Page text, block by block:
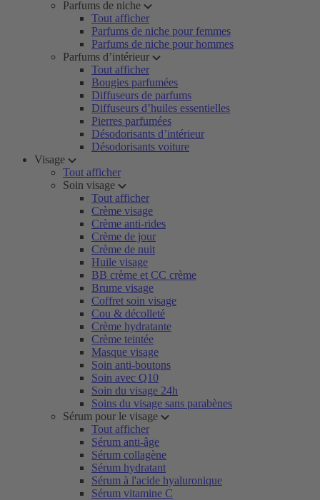
Parfums de niche
Tout afficher
Parfums de niche pour femmes
Parfums de niche pour hommes
Parfums d’intérieur
Tout afficher
Bougies parfumées
Diffuseurs de parfums
Diffuseurs d’huiles essentielles
Pierres parfumées
Désodorisants d’intérieur
Désodorisants voiture
Visage
Tout afficher
Soin visage
Tout afficher
Crème visage
Crème anti-rides
Crème de jour
Crème de nuit
Huile visage
BB crème et CC crème
Brume visage
Coffret soin visage
Cou & décolleté
Crème hydratante
Crème teintée
Masque visage
Soin anti-boutons
Soin avec Q10
Soin du visage 24h
Soins du visage sans parabènes
Sérum pour le visage
Tout afficher
Sérum anti-âge
Sérum collagène
Sérum hydratant
Sérum à l'acide hyaluronique
Sérum vitamine C